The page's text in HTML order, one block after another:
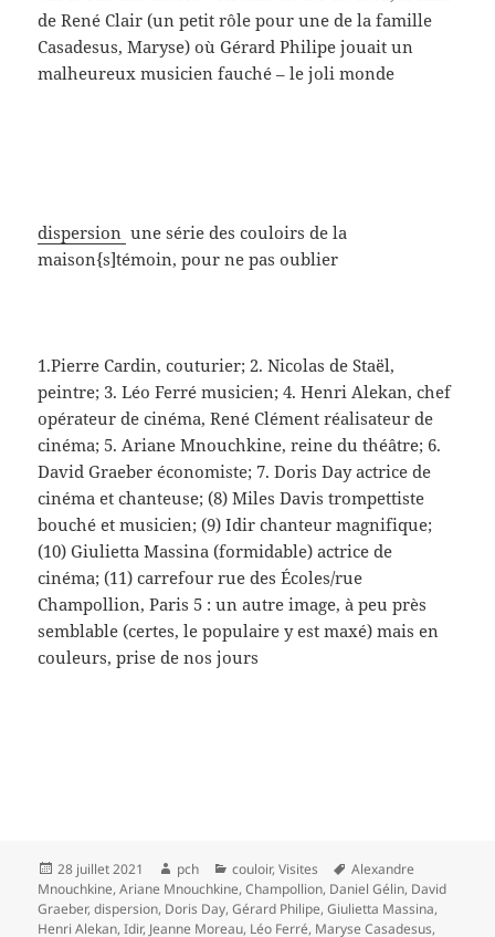
de René Clair (un petit rôle pour une de la famille
Casadesus, Maryse) où Gérard Philipe jouait un
malheureux musicien fauché – le joli monde
dispersion une série des couloirs de la
maison{s]témoin, pour ne pas oublier
1.Pierre Cardin, couturier; 2. Nicolas de Staël,
peintre; 3. Léo Ferré musicien; 4. Henri Alekan, chef
opérateur de cinéma, René Clément réalisateur de
cinéma; 5. Ariane Mnouchkine, reine du théâtre; 6.
David Graeber économiste; 7. Doris Day actrice de
cinéma et chanteuse; (8) Miles Davis trompettiste
bouché et musicien; (9) Idir chanteur magnifique;
(10) Giulietta Massina (formidable) actrice de
cinéma; (11) carrefour rue des Écoles/rue
Champollion, Paris 5 : un autre image, à peu près
semblable (certes, le populaire y est maxé) mais en
couleurs, prise de nos jours
Publié
le
28 juillet 2021 Auteur
pch Catégories
couloir,Visites
Mots-
clés
Alexandre
Mnouchkine,Ariane Mnouchkine,Champollion, Daniel Gélin, David
Graeber,dispersion, Doris Day,Gérard Philipe,Giulietta Massina,
Henri Alekan,Idir, Jeanne Moreau, Léo Ferré, Maryse Casadesus,